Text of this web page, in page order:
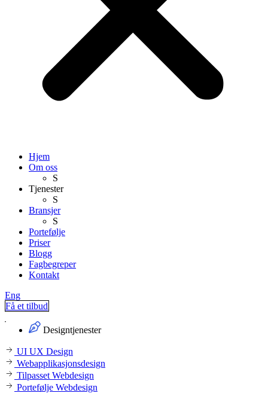
Hjem
Om oss
S
Tjenester
S
Bransjer
S
Portefølje
Priser
Blogg
Fagbegreper
Kontakt
Eng
Få et tilbud
Designtjenester
UI UX Design
Webapplikasjonsdesign
Tilpasset Webdesign
Portefølje Webdesign